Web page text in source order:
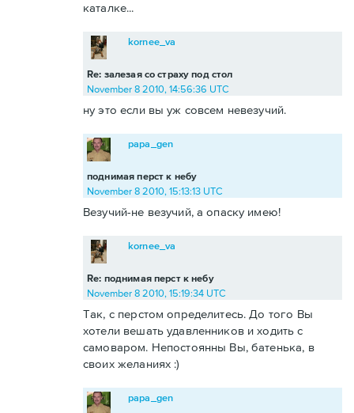
каталке...
Re: залезая со страху под стол
kornee_va
November 8 2010, 14:56:36 UTC
ну это если вы уж совсем невезучий.
поднимая перст к небу
papa_gen
November 8 2010, 15:13:13 UTC
Везучий-не везучий, а опаску имею!
Re: поднимая перст к небу
kornee_va
November 8 2010, 15:19:34 UTC
Так, с перстом определитесь. До того Вы
хотели вешать удавленников и ходить с
самоваром. Непостоянны Вы, батенька, в
своих желаниях :)
papa_gen